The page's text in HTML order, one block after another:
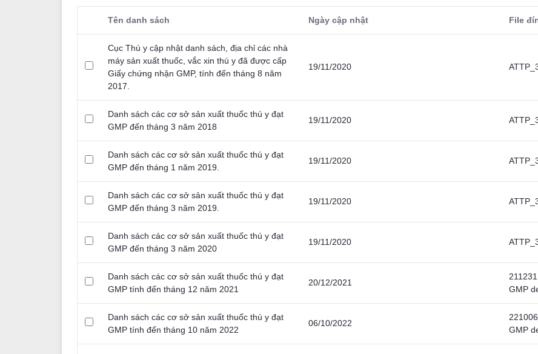
Người dùng lựa chọn
Tên danh sách Ngày cập nhật File
Cục Thú y cập nhật danh sách, địa chỉ các nhà
máy sản xuất thuốc, vắc xin thú y đã được cấp
Giấy chứng nhận GMP, tính đến tháng 8 năm
2017.
19/11/2020
Danh sách các cơ sở sản xuất thuốc thú y đạt
GMP đến tháng 3 năm 2018
19/11/2020
Danh sách các cơ sở sản xuất thuốc thú y đạt
GMP đến tháng 1 năm 2019.
19/11/2020
Danh sách các cơ sở sản xuất thuốc thú y đạt
GMP đến tháng 3 năm 2019.
19/11/2020
Danh sách các cơ sở sản xuất thuốc thú y đạt
GMP đến tháng 3 năm 2020
19/11/2020
Danh sách các cơ sở sản xuất thuốc thú y đạt
GMP tính đến tháng 12 năm 2021
20/12/2021
GMP
Danh sách các cơ sở sản xuất thuốc thú y đạt
GMP tính đến tháng 10 năm 2022
06/10/2022
GMP